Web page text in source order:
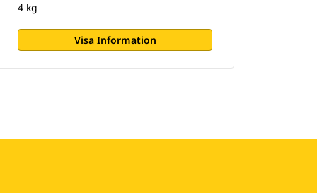
4 kg
Visa Information